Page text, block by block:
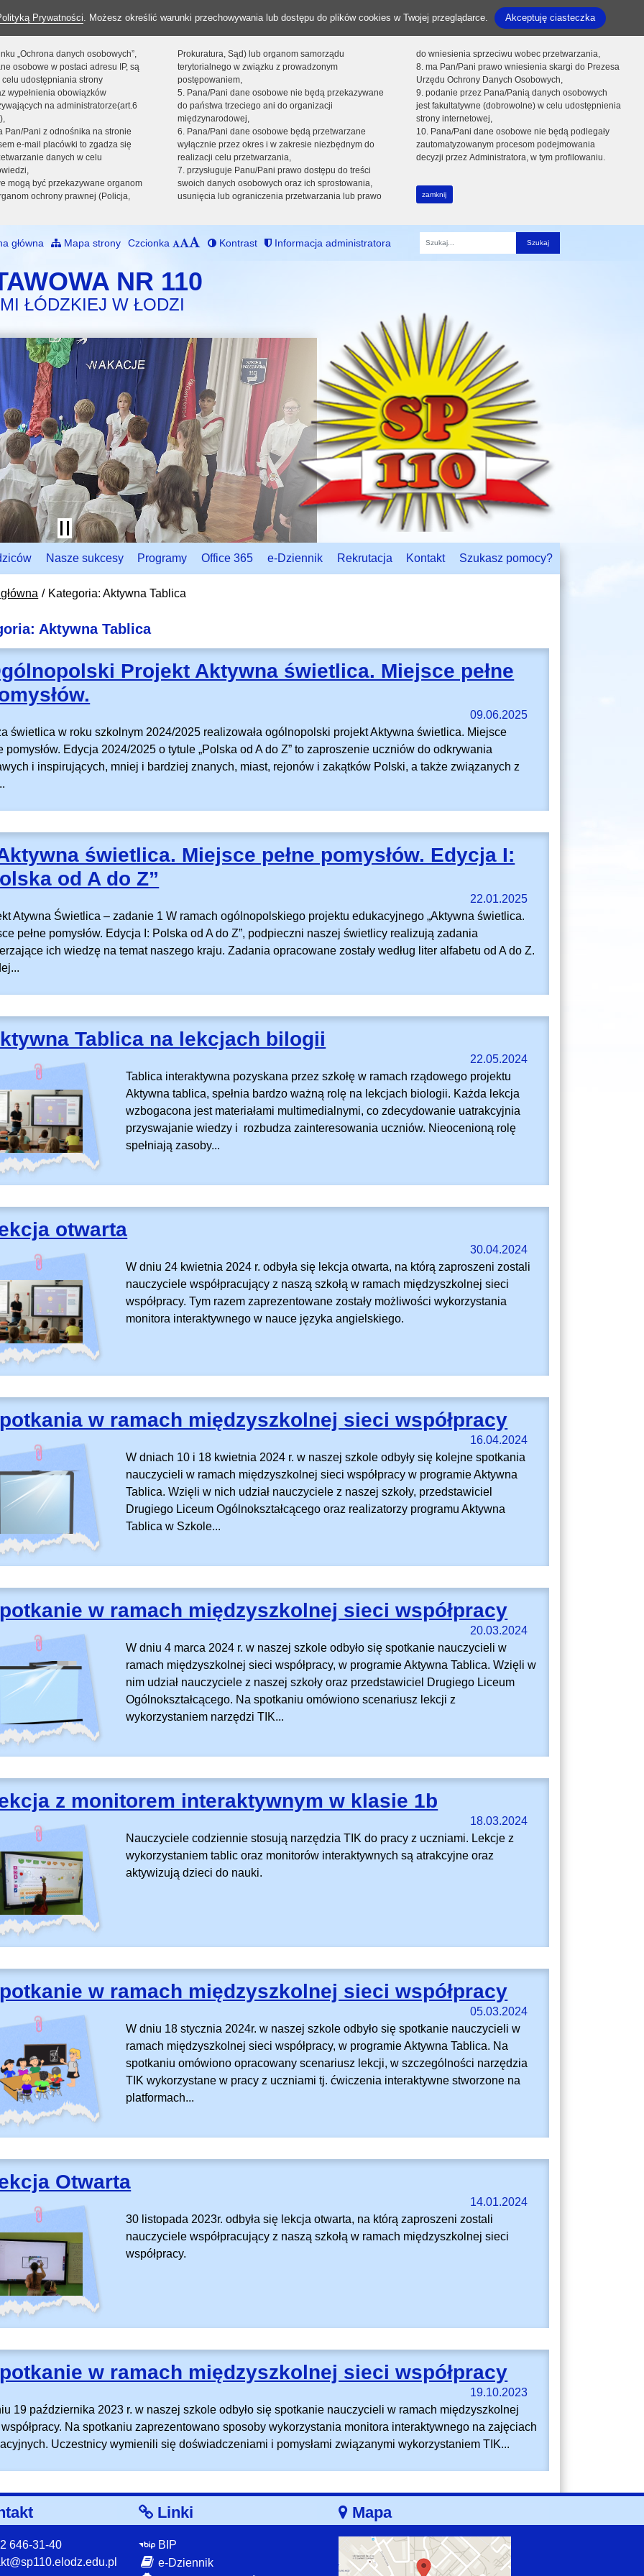
Prywatności. Możesz określić warunki przechowywania lub dostępu do plików cookies w Twojej przeglądarce. Akceptuję ciasteczka
„Ochrona danych osobowych”,
osobowe w postaci adresu IP, są
udostępniania strony
wypełnienia obowiązków
na administratorze(art.6
Pan/Pani z odnośnika na stronie
e-mail placówki to zgadza się
danych w celu
mogą być przekazywane organom
ochrony prawnej (Policja,
Prokuratura, Sąd) lub organom samorządu
terytorialnego w związku z prowadzonym
postępowaniem,
5. Pana/Pani dane osobowe nie będą przekazywane
do państwa trzeciego ani do organizacji
międzynarodowej,
6. Pana/Pani dane osobowe będą przetwarzane
wyłącznie przez okres i w zakresie niezbędnym do
realizacji celu przetwarzania,
7. przysługuje Panu/Pani prawo dostępu do treści
swoich danych osobowych oraz ich sprostowania,
usunięcia lub ograniczenia przetwarzania lub prawo
do wniesienia sprzeciwu wobec przetwarzania,
8. ma Pan/Pani prawo wniesienia skargi do Prezesa
Urzędu Ochrony Danych Osobowych,
9. podanie przez Pana/Panią danych osobowych
jest fakultatywne (dobrowolne) w celu udostępnienia
strony internetowej,
10. Pana/Pani dane osobowe nie będą podlegały
zautomatyzowanym procesom podejmowania
decyzji przez Administratora, w tym profilowaniu.
zamknij
główna Mapa strony Czcionka Kontrast Informacja administratora
Fraza
NR 110
ŁÓDZKIEJ W ŁODZI
Nasze sukcesy Programy Office 365 e-Dziennik Rekrutacja Kontakt Szukasz pomocy?
Kategoria: Aktywna Tablica
Aktywna Tablica
Projekt Aktywna świetlica. Miejsce pełne
09.06.2025
świetlica w roku szkolnym 2024/2025 realizowała ogólnopolski projekt Aktywna świetlica. Miejsce
pomysłów. Edycja 2024/2025 o tytule „Polska od A do Z” to zaproszenie uczniów do odkrywania
i inspirujących, mniej i bardziej znanych, miast, rejonów i zakątków Polski, a także związanych z
świetlica. Miejsce pełne pomysłów. Edycja I:
od A do Z”
22.01.2025
Atywna Świetlica – zadanie 1 W ramach ogólnopolskiego projektu edukacyjnego „Aktywna świetlica.
pełne pomysłów. Edycja I: Polska od A do Z”, podpieczni naszej świetlicy realizują zadania
ich wiedzę na temat naszego kraju. Zadania opracowane zostały według liter alfabetu od A do Z.
Tablica na lekcjach bilogii
22.05.2024
Tablica interaktywna pozyskana przez szkołę w ramach rządowego projektu
Aktywna tablica, spełnia bardzo ważną rolę na lekcjach biologii. Każda lekcja
wzbogacona jest materiałami multimedialnymi, co zdecydowanie uatrakcyjnia
przyswajanie wiedzy i rozbudza zainteresowania uczniów. Nieocenioną rolę
spełniają zasoby...
otwarta
30.04.2024
W dniu 24 kwietnia 2024 r. odbyła się lekcja otwarta, na którą zaproszeni zostali
nauczyciele współpracujący z naszą szkołą w ramach międzyszkolnej sieci
współpracy. Tym razem zaprezentowane zostały możliwości wykorzystania
monitora interaktywnego w nauce języka angielskiego.
w ramach międzyszkolnej sieci współpracy
16.04.2024
W dniach 10 i 18 kwietnia 2024 r. w naszej szkole odbyły się kolejne spotkania
nauczycieli w ramach międzyszkolnej sieci współpracy w programie Aktywna
Tablica. Wzięli w nich udział nauczyciele z naszej szkoły, przedstawiciel
Drugiego Liceum Ogólnokształcącego oraz realizatorzy programu Aktywna
Tablica w Szkole...
w ramach międzyszkolnej sieci współpracy
20.03.2024
W dniu 4 marca 2024 r. w naszej szkole odbyło się spotkanie nauczycieli w
ramach międzyszkolnej sieci współpracy, w programie Aktywna Tablica. Wzięli w
nim udział nauczyciele z naszej szkoły oraz przedstawiciel Drugiego Liceum
Ogólnokształcącego. Na spotkaniu omówiono scenariusz lekcji z
wykorzystaniem narzędzi TIK...
z monitorem interaktywnym w klasie 1b
18.03.2024
Nauczyciele codziennie stosują narzędzia TIK do pracy z uczniami. Lekcje z
wykorzystaniem tablic oraz monitorów interaktywnych są atrakcyjne oraz
aktywizują dzieci do nauki.
w ramach międzyszkolnej sieci współpracy
05.03.2024
W dniu 18 stycznia 2024r. w naszej szkole odbyło się spotkanie nauczycieli w
ramach międzyszkolnej sieci współpracy, w programie Aktywna Tablica. Na
spotkaniu omówiono opracowany scenariusz lekcji, w szczególności narzędzia
TIK wykorzystane w pracy z uczniami tj. ćwiczenia interaktywne stworzone na
platformach...
Otwarta
14.01.2024
30 listopada 2023r. odbyła się lekcja otwarta, na którą zaproszeni zostali
nauczyciele współpracujący z naszą szkołą w ramach międzyszkolnej sieci
współpracy.
w ramach międzyszkolnej sieci współpracy
19.10.2023
19 października 2023 r. w naszej szkole odbyło się spotkanie nauczycieli w ramach międzyszkolnej
Na spotkaniu zaprezentowano sposoby wykorzystania monitora interaktywnego na zajęciach
Uczestnicy wymienili się doświadczeniami i pomysłami związanymi wykorzystaniem TIK...
646-31-40
Linki
BIP
e-Dziennik
Mapa